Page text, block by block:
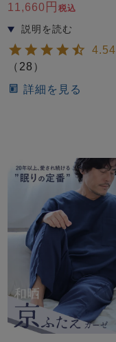
11,660 税込
4.54
（ 28 ）
詳細を見る